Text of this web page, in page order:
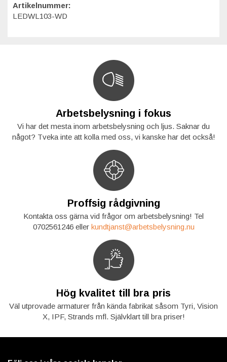
Artikelnummer:
LEDWL103-WD
Arbetsbelysning i fokus
Vi har det mesta inom arbetsbelysning och ljus. Saknar du
något? Tveka inte att kolla med oss, vi kanske har det också!
Proffsig rådgivning
Kontakta oss gärna vid frågor om arbetsbelysning! Tel
0702561246 eller kundtjanst@arbetsbelysning.nu
Hög kvalitet till bra pris
Väl utprovade armaturer från kända fabrikat såsom Tyri, Vision
X, IPF, Strands mfl. Självklart till bra priser!